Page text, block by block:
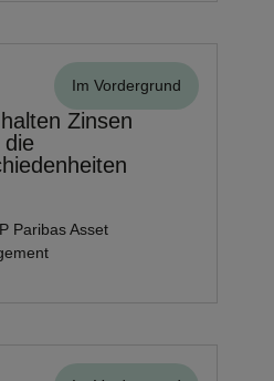
Im Vordergrund
Zinsen
die
Paribas Asset